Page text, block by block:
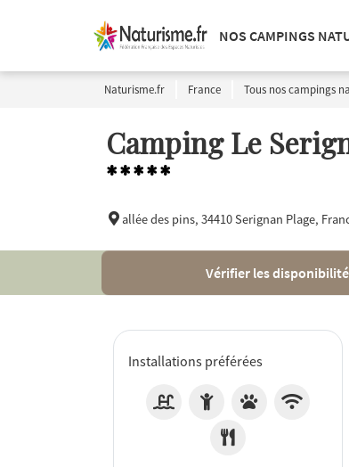
NOS CAMPINGS
Naturisme.fr France Tous nos campings
Camping Le
*****
allée des pins, 34410 Serignan Plage,
Vérifier les
Installations préférées